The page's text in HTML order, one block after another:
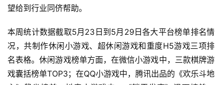
望给到行业同侪帮助。
本周统计数据截取5月23日到5月29日各大平台榜单排名情
况，共制作休闲小游戏、超休闲游戏和重度H5游戏三项排
名表格。休闲游戏榜单方面，在微信小游戏中，三款棋牌游
戏囊括榜单TOP3；在QQ小游戏中，腾讯出品的《欢乐斗地